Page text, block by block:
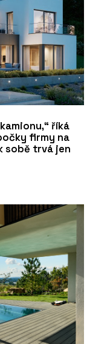
říká
firmy na
sobě trvá jen